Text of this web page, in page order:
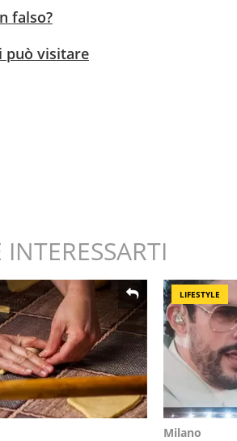
falso?
può visitare
LIFESTYLE
Milano